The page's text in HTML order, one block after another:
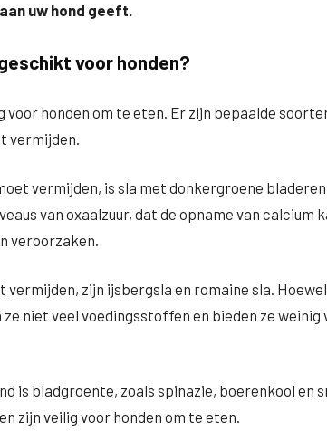
uw hond geeft.
voor honden?
voor honden om te eten. Er zijn bepaalde
vermijden.
vermijden, is sla met donkergroene
van oxaalzuur, dat de opname van calcium
veroorzaken.
vermijden, zijn ijsbergsla en romaine sla.
niet veel voedingsstoffen en bieden ze weinig
is bladgroente, zoals spinazie, boerenkool en
zijn veilig voor honden om te eten.